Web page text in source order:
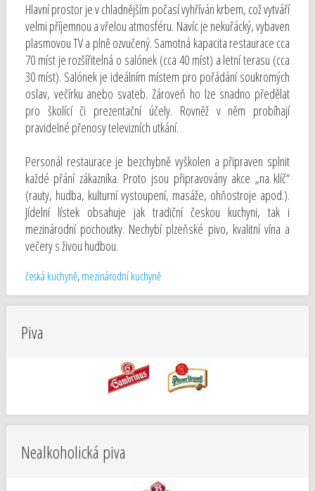
Hlavní prostor je v chladnějším počasí vyhříván krbem, což vytváří
velmi příjemnou a vřelou atmosféru. Navíc je nekuřácký, vybaven
plasmovou TV a plně ozvučený. Samotná kapacita restaurace cca
70 míst je rozšířitelná o salónek (cca 40 míst) a letní terasu (cca
30 míst). Salónek je ideálním místem pro pořádání soukromých
oslav, večírku anebo svateb. Zároveň ho lze snadno předělat
pro školící či prezentační účely. Rovněž v něm probíhají
pravidelné přenosy televizních utkání.
Personál restaurace je bezchybně vyškolen a připraven splnit
každé přání zákazníka. Proto jsou připravovány akce „na klíč“
(rauty, hudba, kulturní vystoupení, masáže, ohňostroje apod.).
Jídelní lístek obsahuje jak tradiční českou kuchyni, tak i
mezinárodní pochoutky. Nechybí plzeňské pivo, kvalitní vína a
večery s živou hudbou.
česká kuchyně,mezinárodní kuchyně
Piva
Nealkoholická piva